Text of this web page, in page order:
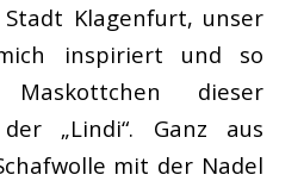
Klagenfurt, unser
inspiriert und so
dieser
„Lindi“. Ganz aus
mit der Nadel